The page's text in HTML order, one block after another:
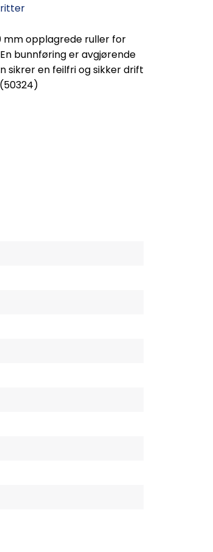
opplagrede ruller for
bunnføring er avgjørende
sikrer en feilfri og sikker drift